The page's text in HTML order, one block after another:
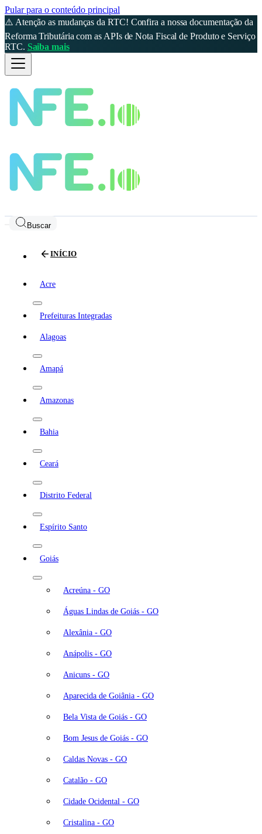
Pular para o conteúdo principal
⚠️ Atenção as mudanças da RTC! Confira a nossa documentação da
Reforma Tributária com as APIs de Nota Fiscal de Produto e Serviço
RTC. Saiba mais
Buscar
INÍCIO
Acre
Prefeituras Integradas
Alagoas
Amapá
Amazonas
Bahia
Ceará
Distrito Federal
Espírito Santo
Goiás
Acreúna - GO
Águas Lindas de Goiás - GO
Alexânia - GO
Anápolis - GO
Anicuns - GO
Aparecida de Goiânia - GO
Bela Vista de Goiás - GO
Bom Jesus de Goiás - GO
Caldas Novas - GO
Catalão - GO
Cidade Ocidental - GO
Cristalina - GO